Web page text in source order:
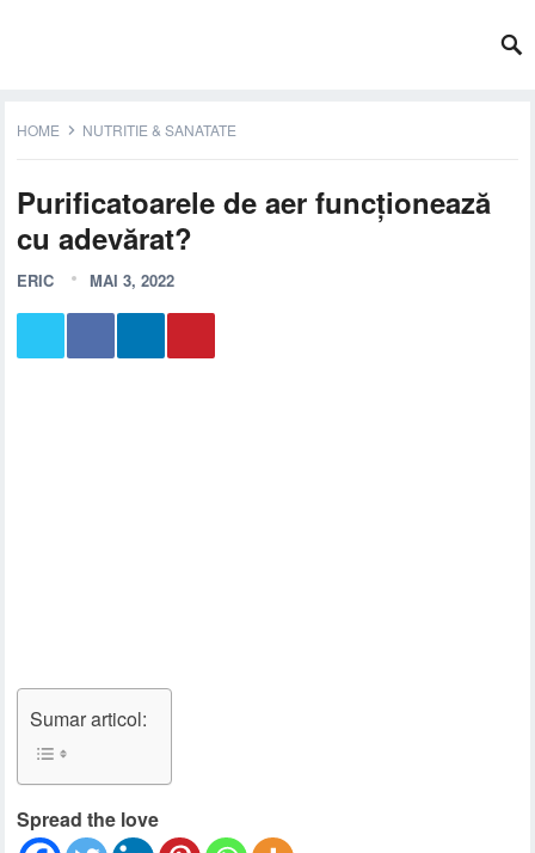
HOME NUTRITIE & SANATATE
Purificatoarele de aer funcționează
cu adevărat?
ERIC MAI 3, 2022
Sumar articol:
Spread the love